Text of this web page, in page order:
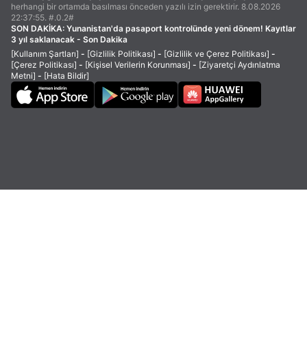
herhangi bir ortamda basılması önceden yazılı izin gerektirir. 8.08.2026
22:37:55. #.0.2#
SON DAKİKA: Yunanistan'da pasaport kontrolünde yeni dönem! Kayıtlar
3 yıl saklanacak - Son Dakika
[Kullanım Şartları] - [Gizlilik Politikası] - [Gizlilik ve Çerez Politikası] -
[Çerez Politikası] - [Kişisel Verilerin Korunması] - [Ziyaretçi Aydınlatma
Metni] - [Hata Bildir]